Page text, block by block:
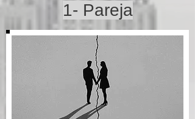
1- Pareja